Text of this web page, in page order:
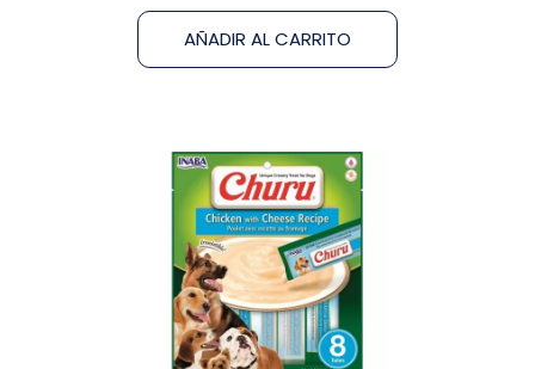
AÑADIR AL CARRITO